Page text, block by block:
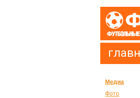
Медиа
Фото